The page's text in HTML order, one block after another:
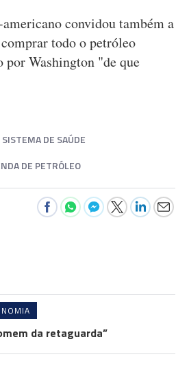
convidou também a
todo o petróleo
por Washington "de que
SISTEMA DE SAÚDE
DE PETRÓLEO
da retaguarda”